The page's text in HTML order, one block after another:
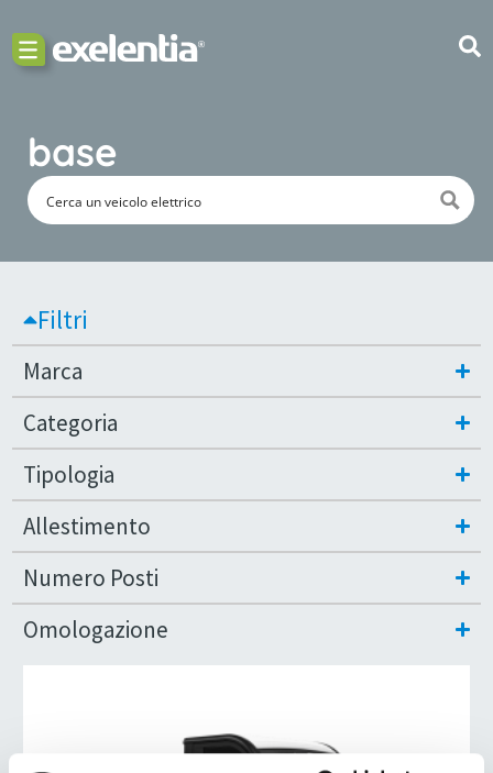
base
Filtri
Marca
Categoria
Tipologia
Allestimento
Numero Posti
Omologazione